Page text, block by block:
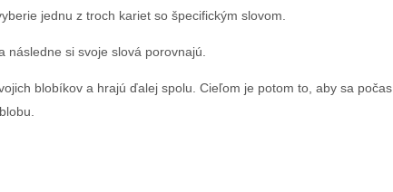
jednu z troch kariet so špecifickým slovom.
si svoje slová porovnajú.
blobíkov a hrajú ďalej spolu. Cieľom je potom to, aby sa počas